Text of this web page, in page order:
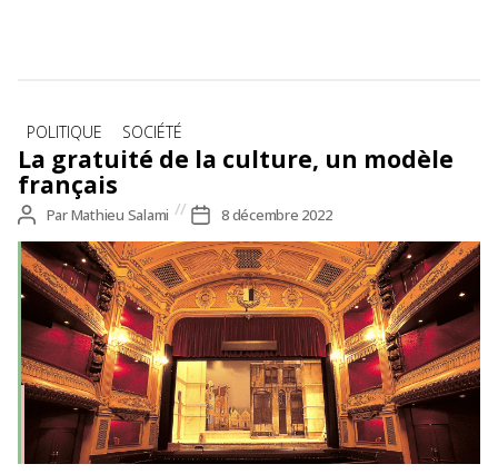
Catégories
POLITIQUE SOCIÉTÉ
La gratuité de la culture, un modèle
français
Auteur
de
l’article
ParMathieu Salami
Date
de
l’article
8 décembre 2022